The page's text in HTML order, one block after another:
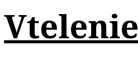
Vtelenie